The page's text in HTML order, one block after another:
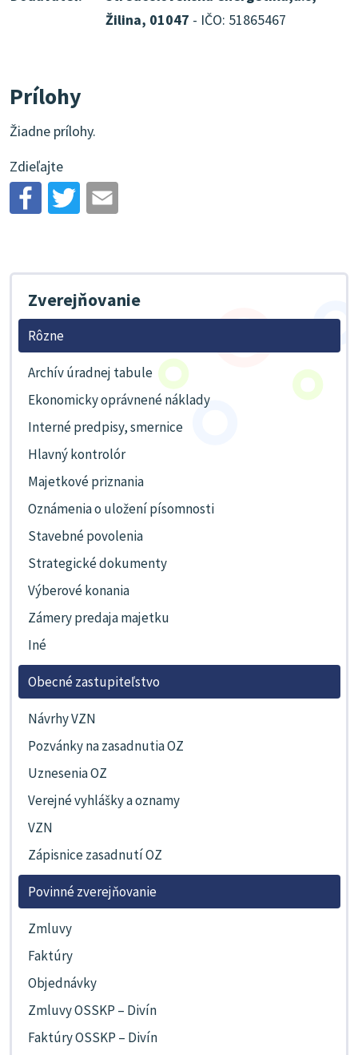
Žilina, 01047 - IČO: 51865467
Prílohy
Žiadne prílohy.
Zdieľajte
Zverejňovanie
Rôzne
Archív úradnej tabule
Ekonomicky oprávnené náklady
Interné predpisy, smernice
Hlavný kontrolór
Majetkové priznania
Oznámenia o uložení písomnosti
Stavebné povolenia
Strategické dokumenty
Výberové konania
Zámery predaja majetku
Iné
Obecné zastupiteľstvo
Návrhy VZN
Pozvánky na zasadnutia OZ
Uznesenia OZ
Verejné vyhlášky a oznamy
VZN
Zápisnice zasadnutí OZ
Povinné zverejňovanie
Zmluvy
Faktúry
Objednávky
Zmluvy OSSKP – Divín
Faktúry OSSKP – Divín